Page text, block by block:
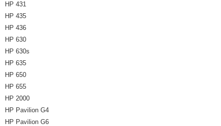
HP 431
HP 435
HP 436
HP 630
HP 630s
HP 635
HP 650
HP 655
HP 2000
HP Pavilion G4
HP Pavilion G6